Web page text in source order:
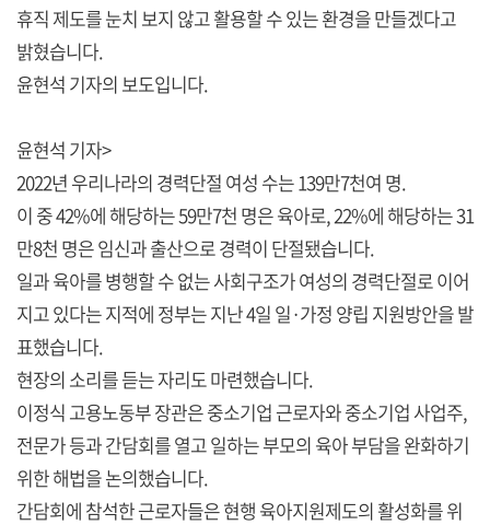
휴직 제도를 눈치 보지 않고 활용할 수 있는 환경을 만들겠다고
밝혔습니다.
윤현석 기자의 보도입니다.
윤현석 기자>
2022년 우리나라의 경력단절 여성 수는 139만7천여 명.
이 중 42%에 해당하는 59만7천 명은 육아로, 22%에 해당하는 31
만8천 명은 임신과 출산으로 경력이 단절됐습니다.
일과 육아를 병행할 수 없는 사회구조가 여성의 경력단절로 이어
지고 있다는 지적에 정부는 지난 4일 일·가정 양립 지원방안을 발
표했습니다.
현장의 소리를 듣는 자리도 마련했습니다.
이정식 고용노동부 장관은 중소기업 근로자와 중소기업 사업주,
전문가 등과 간담회를 열고 일하는 부모의 육아 부담을 완화하기
위한 해법을 논의했습니다.
간담회에 참석한 근로자들은 현행 육아지원제도의 활성화를 위